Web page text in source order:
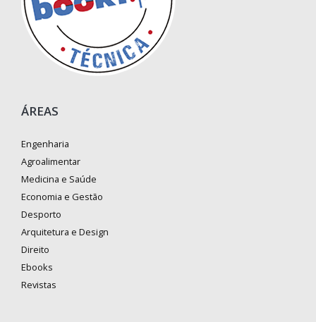
ÁREAS
Engenharia
Agroalimentar
Medicina e Saúde
Economia e Gestão
Desporto
Arquitetura e Design
Direito
Ebooks
Revistas